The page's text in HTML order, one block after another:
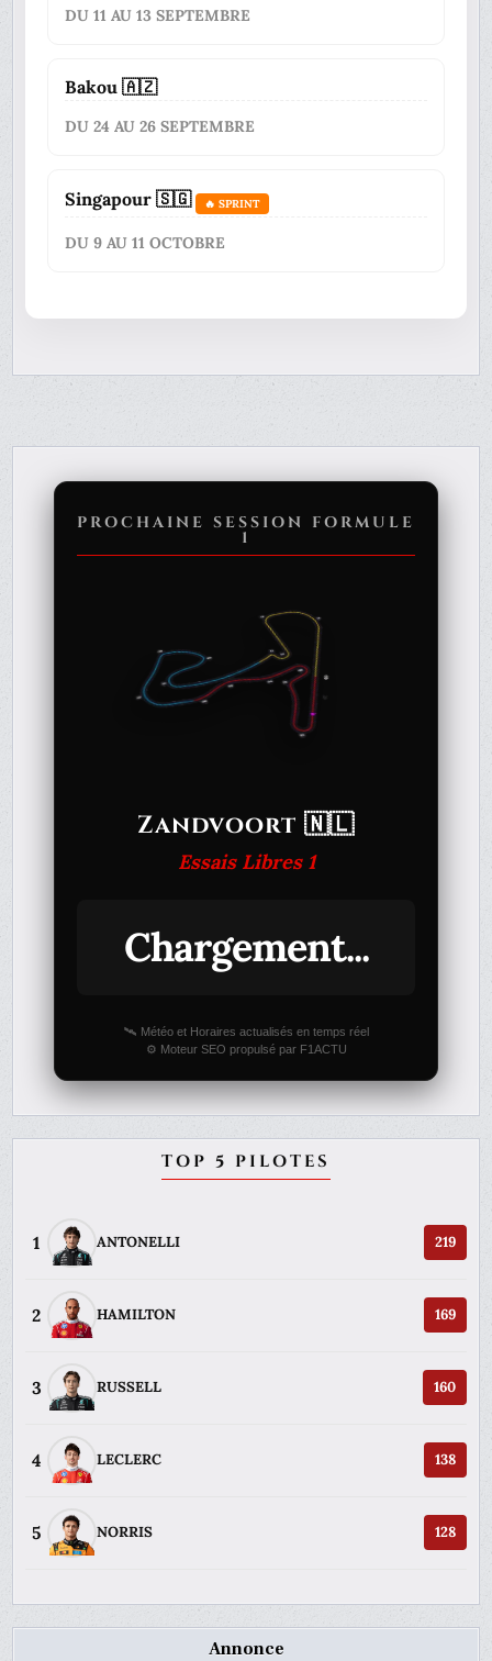
DU 11 AU 13 SEPTEMBRE
Bakou 🇦🇿
DU 24 AU 26 SEPTEMBRE
Singapour 🇸🇬 🔥 SPRINT
DU 9 AU 11 OCTOBRE
PROCHAINE SESSION FORMULE
1
Zandvoort 🇳🇱
Essais Libres 1
Chargement...
🛰️ Météo et Horaires actualisés en temps réel
⚙️ Moteur SEO propulsé par F1ACTU
TOP 5 PILOTES
1 ANTONELLI 219
2 HAMILTON 169
3 RUSSELL 160
4 LECLERC 138
5 NORRIS 128
Annonce